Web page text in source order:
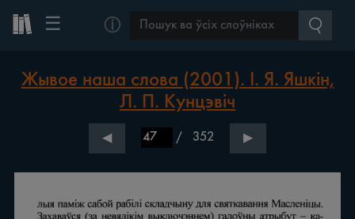
☰ ⓘ
Жывое наша слова (2001). І. Я. Яшкін,
Л. П. Кунцэвіч
◀ / 352 ▶